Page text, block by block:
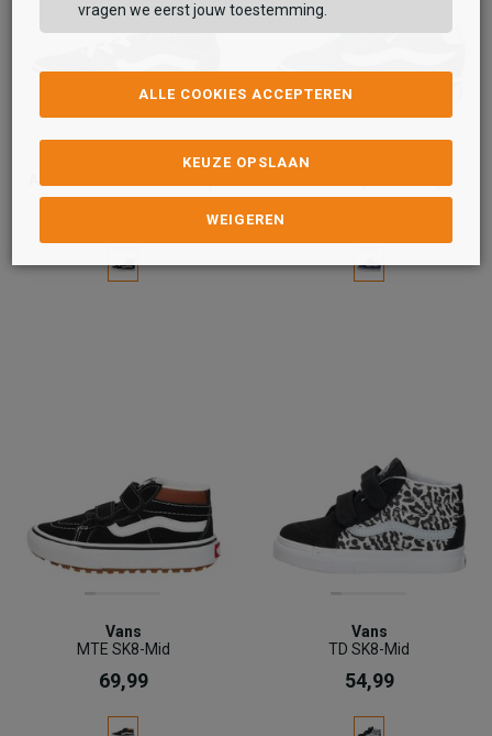
Ashwood Hi Decon Side Zip
Vans
MTE SK8-Mid
69,99
Vans
TD SK8-Mid
54,99
vragen we eerst jouw toestemming.
ALLE COOKIES ACCEPTEREN
KEUZE OPSLAAN
WEIGEREN